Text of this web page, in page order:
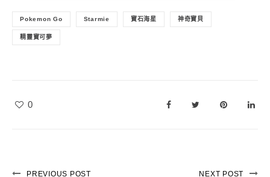
Pokemon Go Starmie 寶石海星 神奇寶貝
精靈寶可夢
0
PREVIOUS POST NEXT POST